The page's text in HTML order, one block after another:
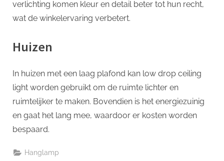
verlichting komen kleur en detail beter tot hun recht,
wat de winkelervaring verbetert.
Huizen
In huizen met een laag plafond kan low drop ceiling
light worden gebruikt om de ruimte lichter en
ruimtelijker te maken. Bovendien is het energiezuinig
en gaat het lang mee, waardoor er kosten worden
bespaard.
Hanglamp